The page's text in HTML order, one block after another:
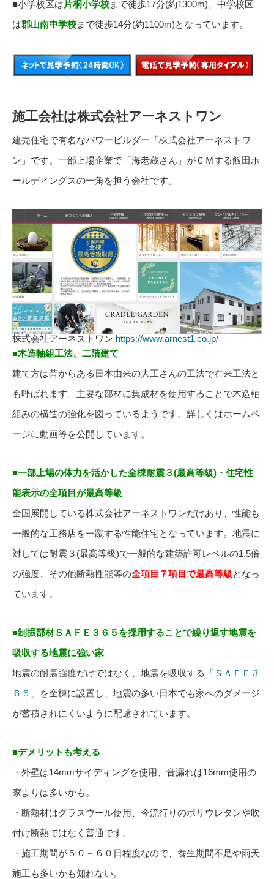
■小学校区は片桐小学校まで徒歩17分(約1300m)、中学校区
は郡山南中学校まで徒歩14分(約1100m)となっています。
施工会社は株式会社アーネストワン
建売住宅で有名なパワービルダー「株式会社アーネストワ
ン」です。一部上場企業で「海老蔵さん」がＣＭする飯田ホ
ールディングスの一角を担う会社です。
株式会社アーネストワン https://www.arnest1.co.jp/
■木造軸組工法、二階建て
建て方は昔からある日本由来の大工さんの工法で在来工法と
も呼ばれます。主要な部材に集成材を使用することで木造軸
組みの構造の強化を図っているようです。詳しくはホームペ
ージに動画等を公開しています。
■一部上場の体力を活かした全棟耐震３(最高等級)・住宅性
能表示の全項目が最高等級
全国展開している株式会社アーネストワンだけあり、性能も
一般的な工務店を一蹴する性能住宅となっています。地震に
対しては耐震３(最高等級)で一般的な建築許可レベルの1.5倍
の強度、その他断熱性能等の全項目７項目で最高等級となっ
ています。
■制振部材ＳＡＦＥ３６５を採用することで繰り返す地震を
吸収する地震に強い家
地震の耐震強度だけではなく、地震を吸収する
「ＳＡＦＥ３
６５」
を全棟に設置し、地震の多い日本でも家へのダメージ
が蓄積されにくいように配慮されています。
■デメリットも考える
・外壁は14mmサイディングを使用、音漏れは16mm使用の
家よりは多いかも。
・断熱材はグラスウール使用、今流行りのポリウレタンや吹
付け断熱ではなく普通です。
・施工期間が５０－６０日程度なので、養生期間不足や雨天
施工も多いかも知れない。